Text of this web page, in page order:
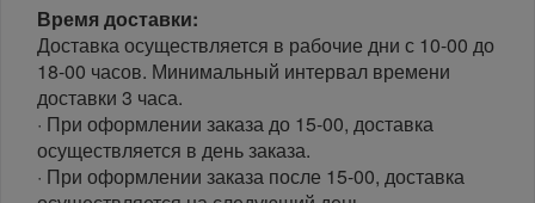
Время доставки:
Доставка осуществляется в рабочие дни с 10-00 до
18-00 часов. Минимальный интервал времени
доставки 3 часа.
· При оформлении заказа до 15-00, доставка
осуществляется в день заказа.
· При оформлении заказа после 15-00, доставка